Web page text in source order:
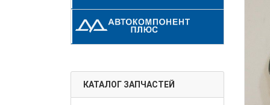
КАТАЛОГ ЗАПЧАСТЕЙ